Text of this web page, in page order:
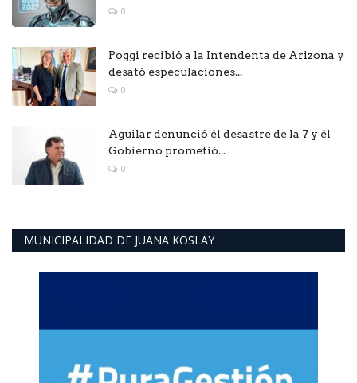
0
Poggi recibió a la Intendenta de Arizona y
desató especulaciones...
0
Aguilar denunció él desastre de la 7 y él
Gobierno prometió...
0
MUNICIPALIDAD DE JUANA KOSLAY